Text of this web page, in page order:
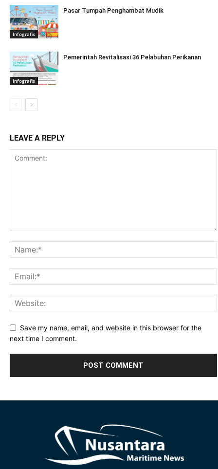
Infografis
Pasar Tumpah Penghambat Mudik
Infografis
Pemerintah Revitalisasi 36 Pelabuhan Perikanan
LEAVE A REPLY
Save my name, email, and website in this browser for the
next time I comment.